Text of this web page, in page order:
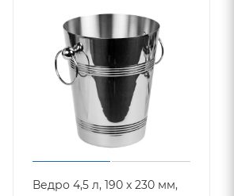
Ведро 4,5 л, 190 x 230 мм,